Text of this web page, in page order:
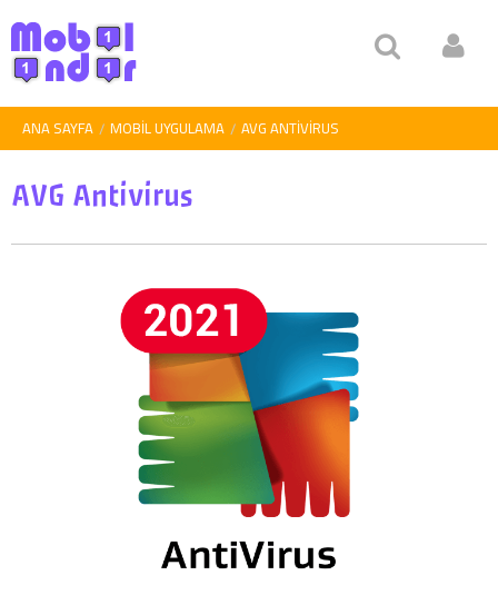
ANA SAYFA MOBIL UYGULAMA AVG ANTIVIRUS
AVG Antivirus